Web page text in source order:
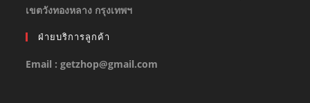
เขตวังทองหลาง กรุงเทพฯ
ฝ่ายบริการลูกค้า
Email : getzhop@gmail.com